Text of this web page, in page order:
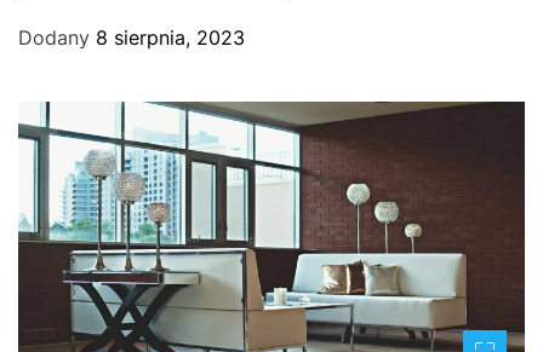
Dodany 8 sierpnia, 2023